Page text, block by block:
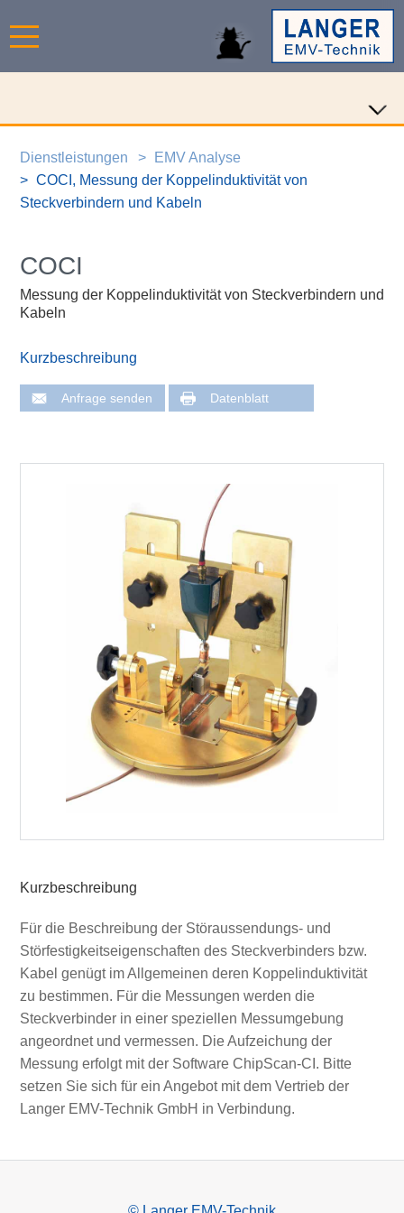
Dienstleistungen
EMV Analyse
COCI, Messung der Koppelinduktivität von
Steckverbindern und Kabeln
COCI
Messung der Koppelinduktivität von Steckverbindern und
Kabeln
Kurzbeschreibung
Anfrage senden Datenblatt
Kurzbeschreibung
Für die Beschreibung der Störaussendungs- und
Störfestigkeitseigenschaften des Steckverbinders bzw.
Kabel genügt im Allgemeinen deren Koppelinduktivität
zu bestimmen. Für die Messungen werden die
Steckverbinder in einer speziellen Messumgebung
angeordnet und vermessen. Die Aufzeichung der
Messung erfolgt mit der Software ChipScan-CI. Bitte
setzen Sie sich für ein Angebot mit dem Vertrieb der
Langer EMV-Technik GmbH in Verbindung.